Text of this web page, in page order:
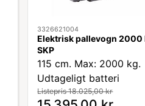
3326621004
Elektrisk pallevogn 2000
SKP
115 cm. Max: 2000 kg.
Udtageligt batteri
Listepris 18.025,00 kr